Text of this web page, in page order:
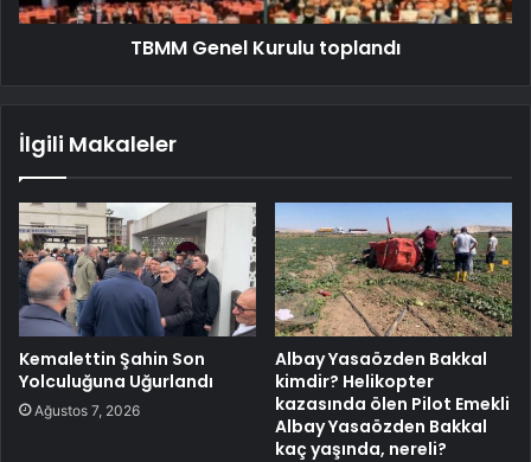
TBMM Genel Kurulu toplandı
İlgili Makaleler
Kemalettin Şahin Son
Yolculuğuna Uğurlandı
Ağustos 7, 2026
Albay Yasaözden Bakkal
kimdir? Helikopter
kazasında ölen Pilot Emekli
Albay Yasaözden Bakkal
kaç yaşında, nereli?